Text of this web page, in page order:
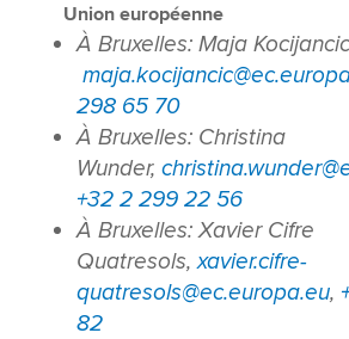
Union européenne
À Bruxelles: Maja
298 65 70
À Bruxelles: Christina
Wunder,
+32 2 299 22 56
À Bruxelles: Xavier Cifre
Quatresols,xavier.cifre-
quatresols@ec.europa.eu,
82